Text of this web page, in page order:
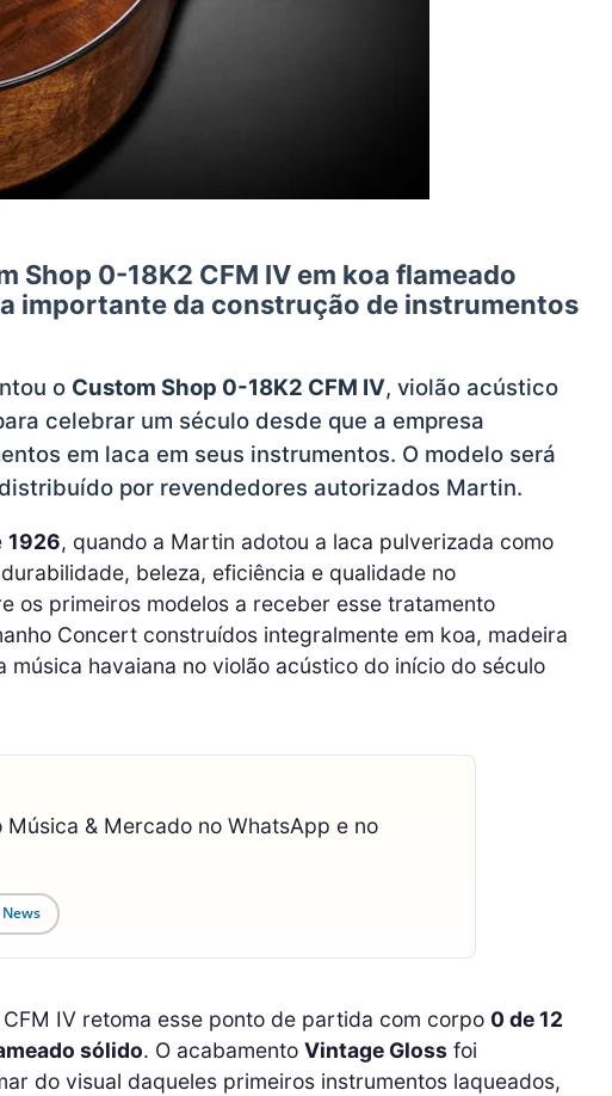
Shop 0-18K2 CFM IV em koa flameado
importante da construção de instrumentos
o Custom Shop 0-18K2 CFM IV, violão acústico
celebrar um século desde que a empresa
em laca em seus instrumentos. O modelo será
por revendedores autorizados Martin.
1926, quando a Martin adotou a laca pulverizada como
beleza, eficiência e qualidade no
os primeiros modelos a receber esse tratamento
Concert construídos integralmente em koa, madeira
música havaiana no violão acústico do início do século
& Mercado no WhatsApp e no
IV retoma esse ponto de partida com corpo 0 de 12
sólido. O acabamento Vintage Gloss foi
do visual daqueles primeiros instrumentos laqueados,